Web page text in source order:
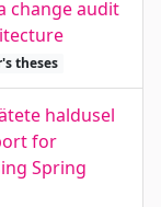
change audit
theses
haldusel
for
Spring